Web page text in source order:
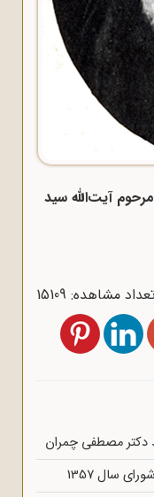
آیت‌الله سید
مشاهده: 15109
مصطفی چمران
سال 1357